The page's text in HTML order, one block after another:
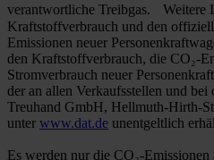
verantwortliche Treibgas. Weitere
Kraftstoffverbrauch und den
Emissionen neuer
den Kraftstoffverbrauch, die CO₂-
Stromverbrauch neuer
der an allen Verkaufsstellen und
Treuhand GmbH, Hellmuth-Hirth-
unter www.dat.de unentgeltlich
Es werden nur die CO₂-Emissionen